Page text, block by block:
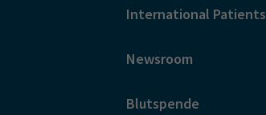
International Patients
Newsroom
Blutspende